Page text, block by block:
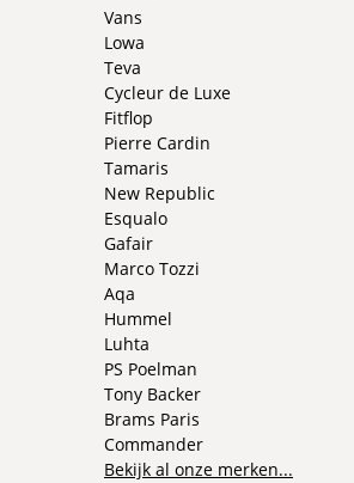
Vans
Lowa
Teva
Cycleur de Luxe
Fitflop
Pierre Cardin
Tamaris
New Republic
Esqualo
Gafair
Marco Tozzi
Aqa
Hummel
Luhta
PS Poelman
Tony Backer
Brams Paris
Commander
Bekijk al onze merken...